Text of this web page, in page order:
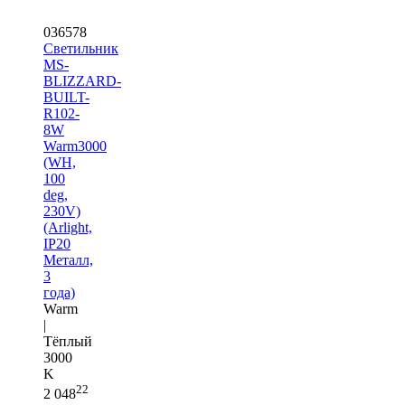
036578
Светильник
MS-
BLIZZARD-
BUILT-
R102-
8W
Warm3000
(WH,
100
deg,
230V)
(Arlight,
IP20
Металл,
3
года)
Warm
|
Тёплый
3000
K
2 04822